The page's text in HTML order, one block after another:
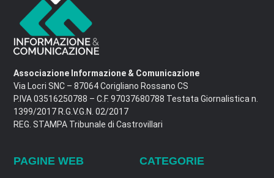
Associazione Informazione & Comunicazione
Via Locri SNC – 87064 Corigliano Rossano CS
P.IVA 03516250788 – C.F. 97037680788 Testata Giornalistica n.
1399/2017 R.G.V.G.N. 02/2017
REG. STAMPA Tribunale di Castrovillari
PAGINE WEB CATEGORIE